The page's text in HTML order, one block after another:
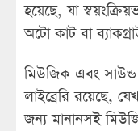
হয়েছে, যা
অটো কাট বা
মিউজিক এবং
লাইব্রেরি রয়েছে,
জন্য মানানসই